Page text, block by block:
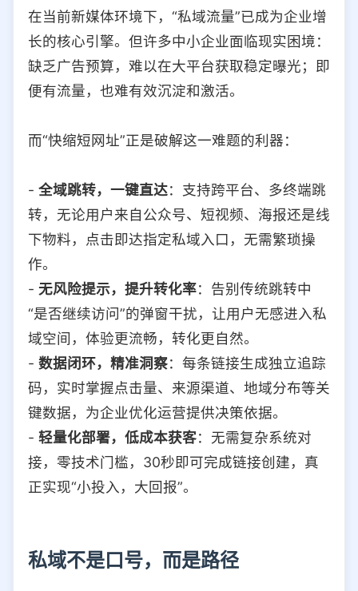
在当前新媒体环境下，“私域流量”已成为企业增
长的核心引擎。但许多中小企业面临现实困境：
缺乏广告预算，难以在大平台获取稳定曝光；即
便有流量，也难有效沉淀和激活。
而“快缩短网址”正是破解这一难题的利器：
- 全域跳转，一键直达：支持跨平台、多终端跳
转，无论用户来自公众号、短视频、海报还是线
下物料，点击即达指定私域入口，无需繁琐操
作。
- 无风险提示，提升转化率：告别传统跳转中
“是否继续访问”的弹窗干扰，让用户无感进入私
域空间，体验更流畅，转化更自然。
- 数据闭环，精准洞察：每条链接生成独立追踪
码，实时掌握点击量、来源渠道、地域分布等关
键数据，为企业优化运营提供决策依据。
- 轻量化部署，低成本获客：无需复杂系统对
接，零技术门槛，30秒即可完成链接创建，真
正实现“小投入，大回报”。
私域不是口号，而是路径